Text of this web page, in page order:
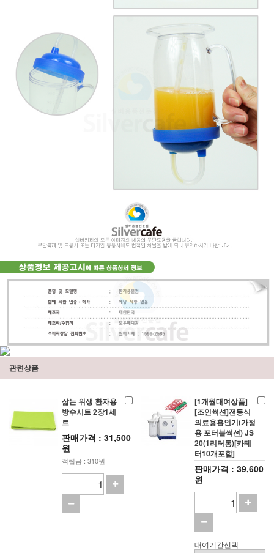
관련상품
삶는 위생 환자용
방수시트 2장1세
트
판매가격 : 31,500
원
적립금 : 310원
[1개월대여상품]
[조인썩션]전동식
의료용흡인기(가정
용 포터블썩션) JS
20(1리터통)[카테
터10개포함]
판매가격 : 39,600
원
대여기간선택